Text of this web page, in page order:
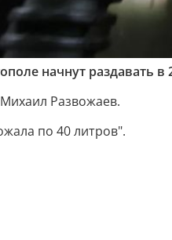
начнут раздавать в
Развожаев.
по 40 литров".